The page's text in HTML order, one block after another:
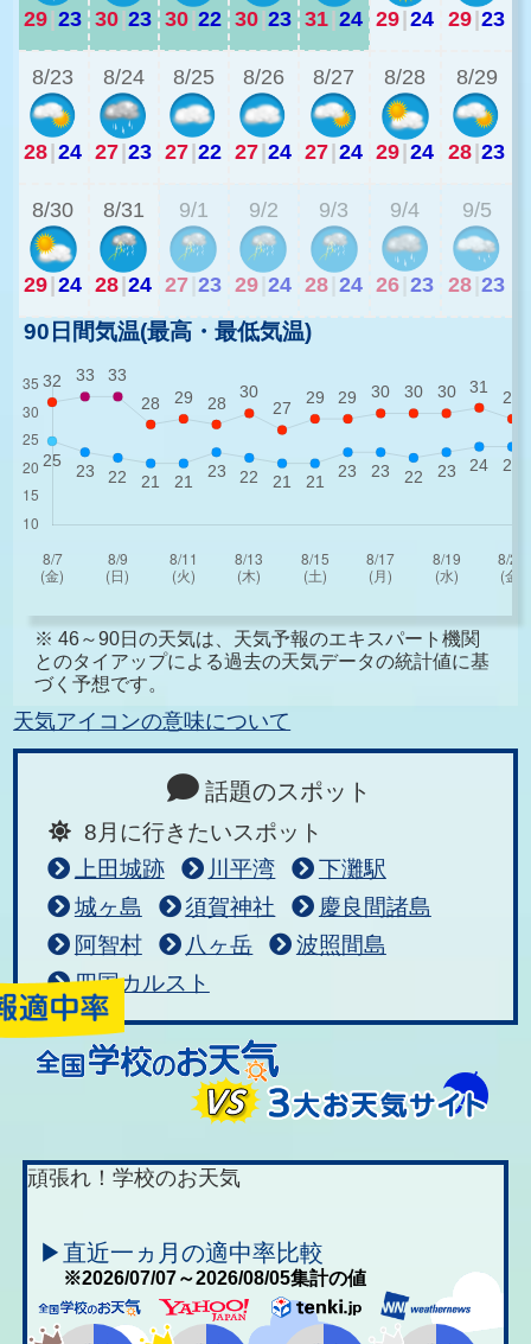
29|23 30|23 30|22 30|23 31|24 29|24 29|23
8/23
28|24
8/24
27|23
8/25
27|22
8/26
27|24
8/27
27|24
8/28
29|24
8/29
28|23
8/30
29|24
8/31
28|24
9/1
27 23
9/2
29 24
9/3
28 24
9/4
26 23
9/5
28 23
90日間気温(最高・最低気温)
※ 46～90日の天気は、天気予報のエキスパート機関
とのタイアップによる過去の天気データの統計値に基
づく予想です。
天気アイコンの意味について
話題のスポット
8月に行きたいスポット
上田城跡
川平湾
下灘駅
城ヶ島
須賀神社
慶良間諸島
阿智村
八ヶ岳
波照間島
四国カルスト
頑張れ！学校のお天気
▶直近一ヵ月の適中率比較
※2026/07/07～2026/08/05集計の値